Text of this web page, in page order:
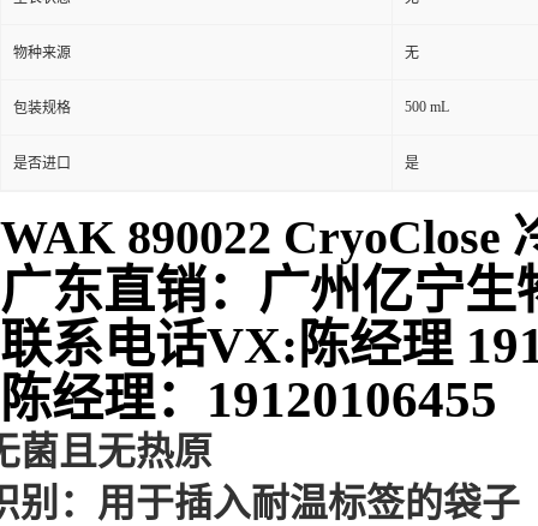
物种来源 无
包装规格 500 mL
是否进口 是
WAK 890022 CryoClose
广东直销：广州亿宁生
联系电话VX:陈经理
陈经理：19120106455
菌且无热原
别：用于插入耐温标签的袋子